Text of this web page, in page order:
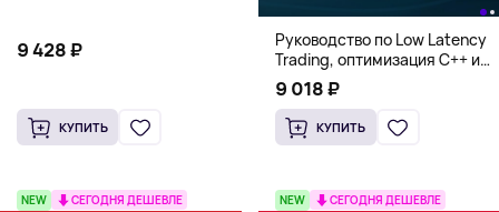
9 428 ₽
КУПИТЬ
Руководство по Low Latency
Trading, оптимизация C++ и
системная архитектура для
HFT
9 018 ₽
КУПИТЬ
NEW СЕГОДНЯ ДЕШЕВЛЕ NEW СЕГОДНЯ ДЕШЕВЛЕ